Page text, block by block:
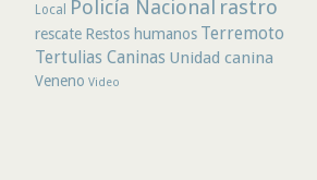
Local
Policía Nacional rastro
rescate Restos humanos Terremoto
Tertulias Caninas Unidad canina
Veneno Video